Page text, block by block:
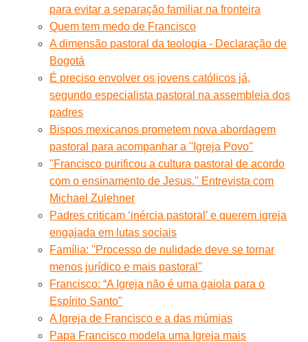
para evitar a separação familiar na fronteira
Quem tem medo de Francisco
A dimensão pastoral da teologia - Declaração de
Bogotá
É preciso envolver os jovens católicos já,
segundo especialista pastoral na assembleia dos
padres
Bispos mexicanos prometem nova abordagem
pastoral para acompanhar a ''Igreja Povo''
''Francisco purificou a cultura pastoral de acordo
com o ensinamento de Jesus.'' Entrevista com
Michael Zulehner
Padres criticam ‘inércia pastoral’ e querem igreja
engajada em lutas sociais
Família: ''Processo de nulidade deve se tornar
menos jurídico e mais pastoral''
Francisco: “A Igreja não é uma gaiola para o
Espírito Santo"
A Igreja de Francisco e a das múmias
Papa Francisco modela uma Igreja mais